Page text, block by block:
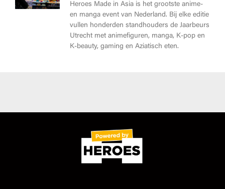
Heroes Made in Asia is het grootste anime-
en manga event van Nederland. Bij elke editie
vullen honderden standhouders de Jaarbeurs
Utrecht met animefiguren, manga, K-pop en
K-beauty, gaming en Aziatisch eten.